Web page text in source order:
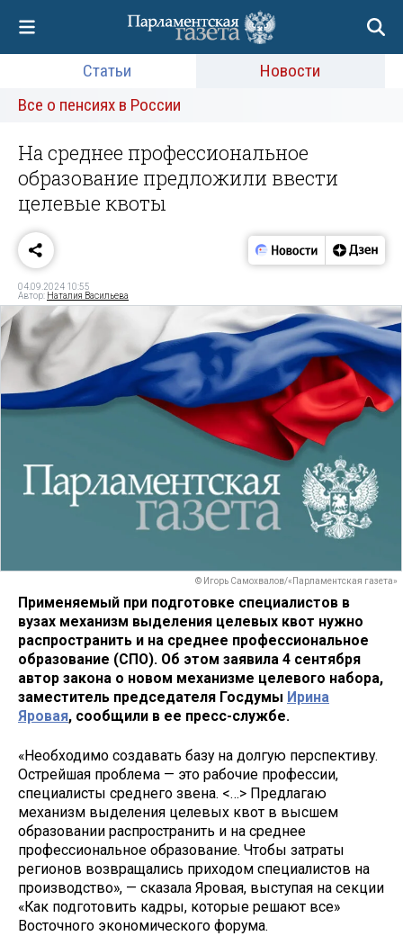
Статьи
Новости
Все о пенсиях в России
На среднее профессиональное
образование предложили ввести
целевые квоты
04.09.2024 10:55
Автор: Наталия Васильева
© Игорь Самохвалов/«Парламентская газета»
Применяемый при подготовке специалистов в
вузах механизм выделения целевых квот нужно
распространить и на среднее профессиональное
образование (СПО). Об этом заявила 4 сентября
автор закона о новом механизме целевого набора,
заместитель председателя Госдумы Ирина
Яровая, сообщили в ее пресс-службе.
«Необходимо создавать базу на долгую перспективу.
Острейшая проблема — это рабочие профессии,
специалисты среднего звена. <…> Предлагаю
механизм выделения целевых квот в высшем
образовании распространить и на среднее
профессиональное образование. Чтобы затраты
регионов возвращались приходом специалистов на
производство», — сказала Яровая, выступая на секции
«Как подготовить кадры, которые решают все»
Восточного экономического форума.